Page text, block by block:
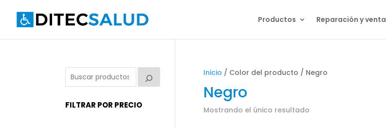
Productos Reparación y venta
Inicio / Color del producto / Negro
Negro
Mostrando el único resultado
FILTRAR POR PRECIO